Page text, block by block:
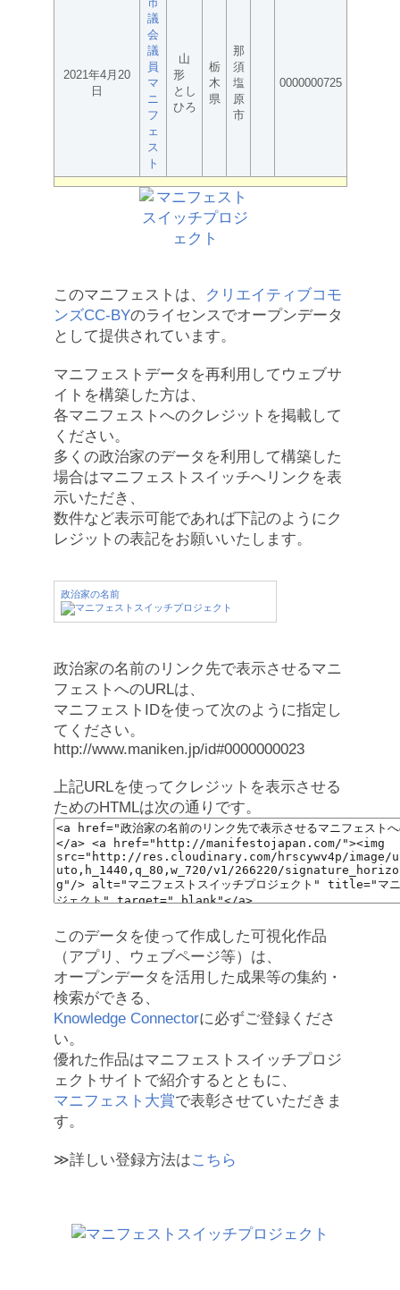
2021年4月20
日
議
会
議
員
マ
ニ
フ
ェ
ス
ト
山
形
とし
ひろ
栃
木
県
那
須
塩
原
市
0000000725
このマニフェストは、
クリエイティブコモ
ンズCC-BYのライセンスでオープンデータ
として提供されています。
マニフェストデータを再利用してウェブサ
イトを構築した方は、
各マニフェストへのクレジットを掲載して
ください。
多くの政治家のデータを利用して構築した
場合はマニフェストスイッチへリンクを表
示いただき、
数件など表示可能であれば下記のようにク
レジットの表記をお願いいたします。
政治家の名前
政治家の名前のリンク先で表示させるマニ
フェストへのURLは、
マニフェストIDを使って次のように指定し
てください。
http://www.maniken.jp/id#0000000023
上記URLを使ってクレジットを表示させる
ためのHTMLは次の通りです。
このデータを使って作成した可視化作品
（アプリ、ウェブページ等）は、
オープンデータを活用した成果等の集約・
検索ができる、
Knowledge Connectorに必ずご登録くださ
い。
優れた作品はマニフェストスイッチプロジ
ェクトサイトで紹介するとともに、
マニフェスト大賞で表彰させていただきま
す。
≫詳しい登録方法はこちら